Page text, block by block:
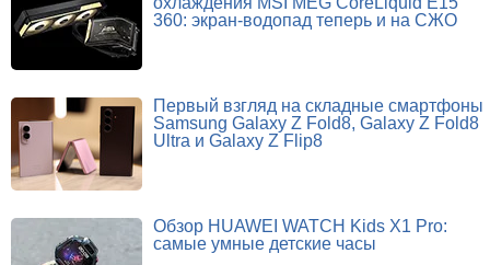
360: экран-водопад теперь и на СЖО
Первый взгляд на складные смартфоны
Samsung Galaxy Z Fold8, Galaxy Z Fold8
Ultra и Galaxy Z Flip8
Обзор HUAWEI WATCH Kids X1 Pro:
самые умные детские часы